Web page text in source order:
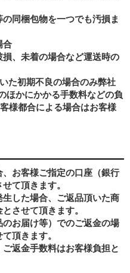
同梱包物を一つでも汚損ま
合
損、未着の場合など運送時の
た初期不良の場合のみ弊社
ほかにかかる手数料などの負
様都合による場合はお客様
お客様ご指定の口座（銀行
て頂きます。
した場合、ご返品頂いた商
させて頂きます。
お届け等）でのご返金の場
頂きます。
返金手数料はお客様負担と